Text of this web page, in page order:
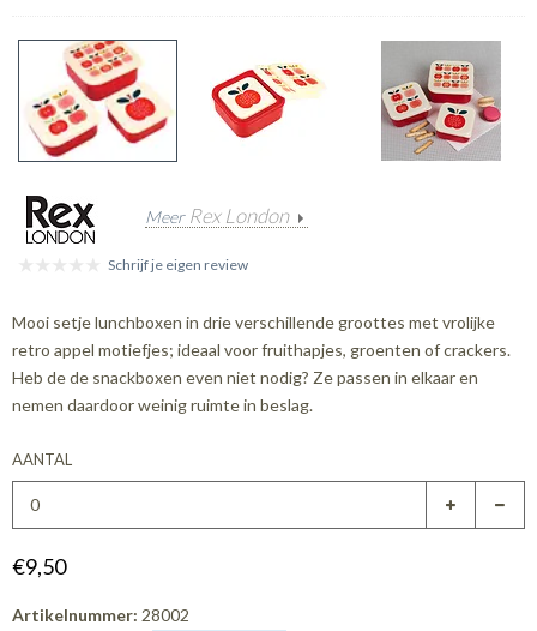
Meer Rex London
Schrijf je eigen review
Mooi setje lunchboxen in drie verschillende groottes met vrolijke
retro appel motiefjes; ideaal voor fruithapjes, groenten of crackers.
Heb de de snackboxen even niet nodig? Ze passen in elkaar en
nemen daardoor weinig ruimte in beslag.
AANTAL
€9,50
Artikelnummer: 28002